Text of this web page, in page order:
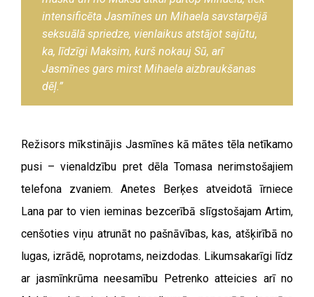
intensificēta Jasmīnes un Mihaela savstarpējā
seksuālā spriedze, vienlaikus atstājot sajūtu,
ka, līdzīgi Maksim, kurš nokauj Sū, arī
Jasmīnes gars mirst Mihaela aizbraukšanas
dēļ.”
Režisors mīkstinājis Jasmīnes kā mātes tēla netīkamo
pusi – vienaldzību pret dēla Tomasa nerimstošajiem
telefona zvaniem. Anetes Berķes atveidotā īrniece
Lana par to vien ieminas bezcerībā slīgstošajam Artim,
cenšoties viņu atrunāt no pašnāvības, kas, atšķirībā no
lugas, izrādē, noprotams, neizdodas. Likumsakarīgi līdz
ar jasmīnkrūma neesamību Petrenko atteicies arī no